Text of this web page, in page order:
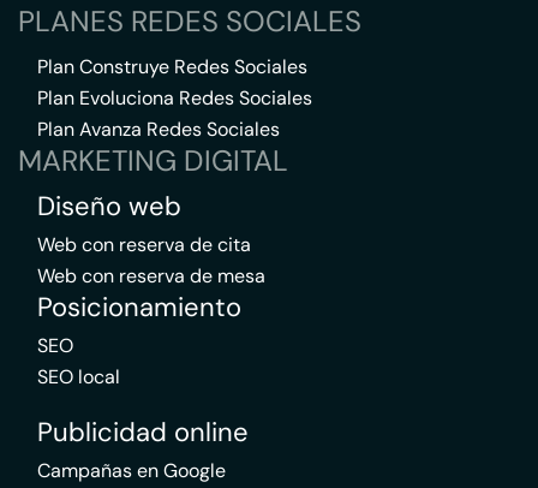
PLANES REDES SOCIALES
Plan Construye Redes Sociales
Plan Evoluciona Redes Sociales
Plan Avanza Redes Sociales
MARKETING DIGITAL
Diseño web
Web con reserva de cita
Web con reserva de mesa
Posicionamiento
SEO
SEO local
Publicidad online
Campañas en Google